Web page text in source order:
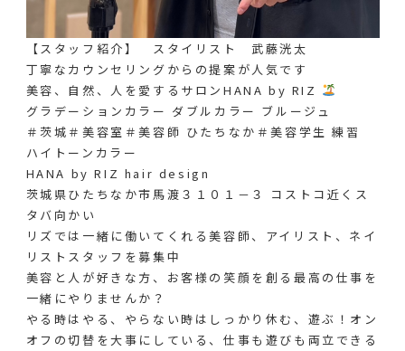
【スタッフ紹介】 スタイリスト 武藤洸太
丁寧なカウンセリングからの提案が人気です︎
美容、自然、人を愛するサロンHANA by RIZ
グラデーションカラー ダブルカラー ブルージュ
＃茨城＃美容室＃美容師 ひたちなか＃美容学生 練習
ハイトーンカラー
HANA by RIZ hair design
茨城県ひたちなか市馬渡３１０１－３ コストコ近くス
タバ向かい
リズでは一緒に働いてくれる美容師、アイリスト、ネイ
リストスタッフを募集中
美容と人が好きな方、お客様の笑顔を創る最高の仕事を
一緒にやりませんか？
やる時はやる、やらない時はしっかり休む、遊ぶ！オン
オフの切替を大事にしている、仕事も遊びも両立できる